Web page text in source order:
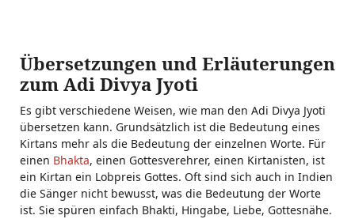
Übersetzungen und Erläuterungen
zum Adi Divya Jyoti
Es gibt verschiedene Weisen, wie man den Adi Divya Jyoti
übersetzen kann. Grundsätzlich ist die Bedeutung eines
Kirtans mehr als die Bedeutung der einzelnen Worte. Für
einen Bhakta, einen Gottesverehrer, einen Kirtanisten, ist
ein Kirtan ein Lobpreis Gottes. Oft sind sich auch in Indien
die Sänger nicht bewusst, was die Bedeutung der Worte
ist. Sie spüren einfach Bhakti, Hingabe, Liebe, Gottesnähe.